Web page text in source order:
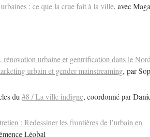
: ce que la crue fait à la ville, avec
rénovation urbaine et gentrification dans le
urbain et gender mainstreaming, par
du #8 / La ville indigne, coordonné par
: Redessiner les frontières de l’urbain en
Léobal